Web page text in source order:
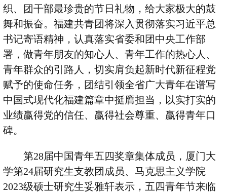
织、团干部最珍贵的节日礼物，给大家极大的鼓
舞和振奋。福建共青团将深入贯彻落实习近平总
书记寄语精神，认真落实省委和团中央工作部
署，做青年朋友的知心人、青年工作的热心人、
青年群众的引路人，切实肩负起新时代新征程党
赋予的使命任务，团结引领全省广大青年在谱写
中国式现代化福建篇章中挺膺担当，以实打实的
业绩赢得党的信任、赢得社会尊重、赢得青年口
碑。
第28届中国青年五四奖章集体成员，厦门大
学第24届研究生支教团成员、马克思主义学院
2023级硕士研究生妥雅轩表示，五四青年节来临